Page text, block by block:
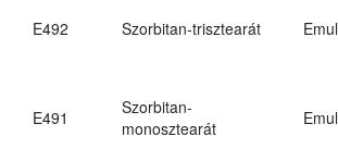
E492 Szorbitan-trisztearát
E491
Szorbitan-
monosztearát